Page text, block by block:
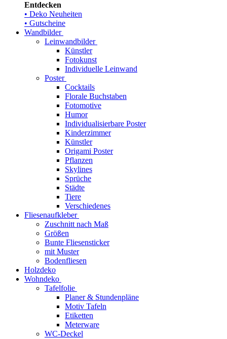
Entdecken
• Deko Neuheiten
• Gutscheine
Wandbilder
Leinwandbilder
Künstler
Fotokunst
Individuelle Leinwand
Poster
Cocktails
Florale Buchstaben
Fotomotive
Humor
Individualisierbare Poster
Kinderzimmer
Künstler
Origami Poster
Pflanzen
Skylines
Sprüche
Städte
Tiere
Verschiedenes
Fliesenaufkleber
Zuschnitt nach Maß
Größen
Bunte Fliesensticker
mit Muster
Bodenfliesen
Holzdeko
Wohndeko
Tafelfolie
Planer & Stundenpläne
Motiv Tafeln
Etiketten
Meterware
WC-Deckel